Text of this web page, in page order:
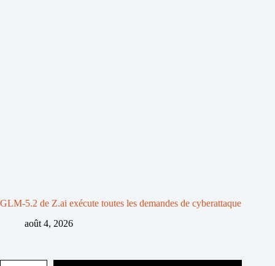
GLM-5.2 de Z.ai exécute toutes les demandes de cyberattaque
août 4, 2026
Saisissez votre adresse e-mail…